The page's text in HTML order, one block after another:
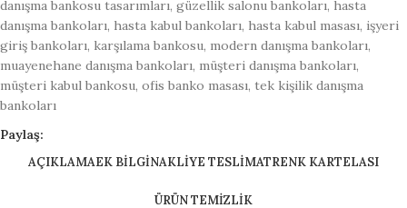
danışma bankosu tasarımları, güzellik salonu bankoları, hasta
danışma bankoları, hasta kabul bankoları, hasta kabul masası, işyeri
giriş bankoları, karşılama bankosu, modern danışma bankoları,
muayenehane danışma bankoları, müşteri danışma bankoları,
müşteri kabul bankosu, ofis banko masası, tek kişilik danışma
bankoları
Paylaş:
AÇIKLAMAEK BILGINAKLİYE TESLİMATRENK KARTELASI
ÜRÜN TEMİZLİK